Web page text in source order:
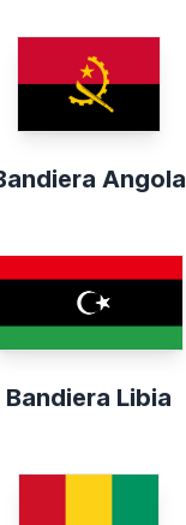
Angola
Bandiera Libia